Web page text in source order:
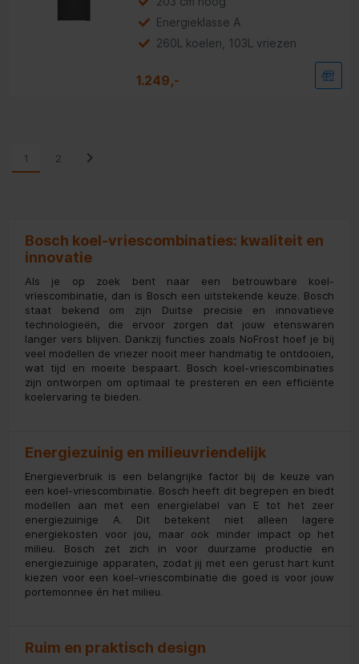
voor
energiebesparing.
Energieklasse A
260L koelen, 103L vriezen
1.249,-
1 2
Bosch koel-vriescombinaties: kwaliteit en
innovatie
Als je op zoek bent naar een betrouwbare koel-
vriescombinatie, dan is Bosch een uitstekende keuze. Bosch
staat bekend om zijn Duitse precisie en innovatieve
technologieën, die ervoor zorgen dat jouw etenswaren
langer vers blijven. Dankzij functies zoals NoFrost hoef je bij
veel modellen de vriezer nooit meer handmatig te ontdooien,
wat tijd en moeite bespaart. Bosch koel-vriescombinaties
zijn ontworpen om optimaal te presteren en een efficiënte
koelervaring te bieden.
Energiezuinig en milieuvriendelijk
Energieverbruik is een belangrijke factor bij de keuze van
een koel-vriescombinatie. Bosch heeft dit begrepen en biedt
modellen aan met een energielabel van E tot het zeer
energiezuinige A. Dit betekent niet alleen lagere
energiekosten voor jou, maar ook minder impact op het
milieu. Bosch zet zich in voor duurzame productie en
energiezuinige apparaten, zodat jij met een gerust hart kunt
kiezen voor een koel-vriescombinatie die goed is voor jouw
portemonnee én het milieu.
Ruim en praktisch design